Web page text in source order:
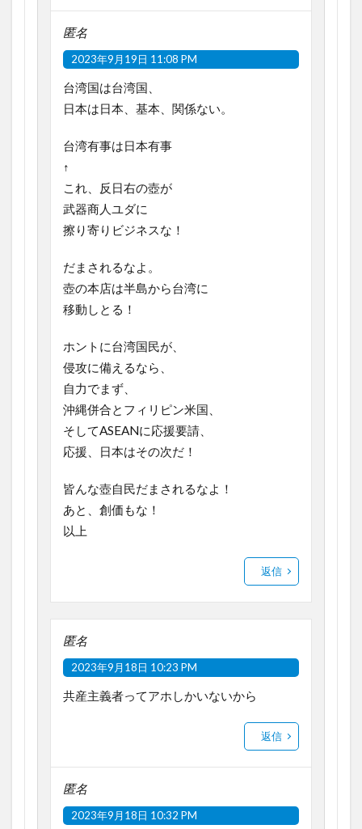
匿名
2023年9月19日 11:08 PM
台湾国は台湾国、
日本は日本、基本、関係ない。
台湾有事は日本有事
↑
これ、反日右の壺が
武器商人ユダに
擦り寄りビジネスな！
だまされるなよ。
壺の本店は半島から台湾に
移動しとる！
ホントに台湾国民が、
侵攻に備えるなら、
自力でまず、
沖縄併合とフィリピン米国、
そしてASEANに応援要請、
応援、日本はその次だ！
皆んな壺自民だまされるなよ！
あと、創価もな！
以上
返信
匿名
2023年9月18日 10:23 PM
共産主義者ってアホしかいないから
返信
匿名
2023年9月18日 10:32 PM